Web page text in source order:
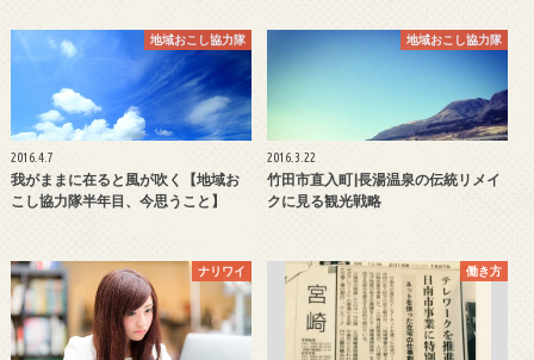
地域おこし協力隊
2016.4.7
我がままに在ると風が吹く【地域お
こし協力隊半年目、今思うこと】
地域おこし協力隊
2016.3.22
竹田市直入町|長湯温泉の伝統リメイ
クに見る観光戦略
ナリワイ 働き方